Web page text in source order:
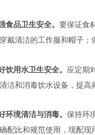
食品卫生安全。 要保证食
戴清洁的工作服和帽子；
饮用水卫生安全。 应定期
洁和消毒饮水设备，提高
环境清洁与消毒。 保持环
配比和规范使用，现配现